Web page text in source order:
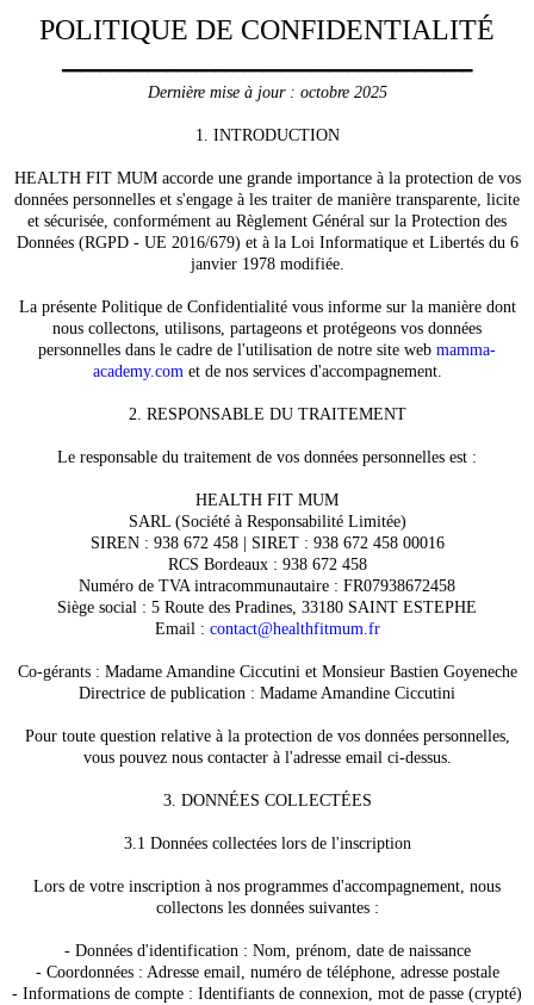
POLITIQUE DE CONFIDENTIALITÉ
━━━━━━━━━━━━━━━━━━━━━━━━━━━━━━━━━━━━━━━━━━━
Dernière mise à jour : octobre 2025
1. INTRODUCTION
HEALTH FIT MUM accorde une grande importance à la protection de vos
données personnelles et s'engage à les traiter de manière transparente, licite
et sécurisée, conformément au Règlement Général sur la Protection des
Données (RGPD - UE 2016/679) et à la Loi Informatique et Libertés du 6
janvier 1978 modifiée.
La présente Politique de Confidentialité vous informe sur la manière dont
nous collectons, utilisons, partageons et protégeons vos données
personnelles dans le cadre de l'utilisation de notre site web mamma-
academy.comet de nos services d'accompagnement.
2. RESPONSABLE DU TRAITEMENT
Le responsable du traitement de vos données personnelles est :
HEALTH FIT MUM
SARL (Société à Responsabilité Limitée)
SIREN : 938 672 458 | SIRET : 938 672 458 00016
RCS Bordeaux : 938 672 458
Numéro de TVA intracommunautaire : FR07938672458
Siège social : 5 Route des Pradines, 33180 SAINT ESTEPHE
Email : contact@healthfitmum.fr
Co-gérants : Madame Amandine Ciccutini et Monsieur Bastien Goyeneche
Directrice de publication : Madame Amandine Ciccutini
Pour toute question relative à la protection de vos données personnelles,
vous pouvez nous contacter à l'adresse email ci-dessus.
3. DONNÉES COLLECTÉES
3.1 Données collectées lors de l'inscription
Lors de votre inscription à nos programmes d'accompagnement, nous
collectons les données suivantes :
- Données d'identification : Nom, prénom, date de naissance
- Coordonnées : Adresse email, numéro de téléphone, adresse postale
- Informations de compte : Identifiants de connexion, mot de passe (crypté)